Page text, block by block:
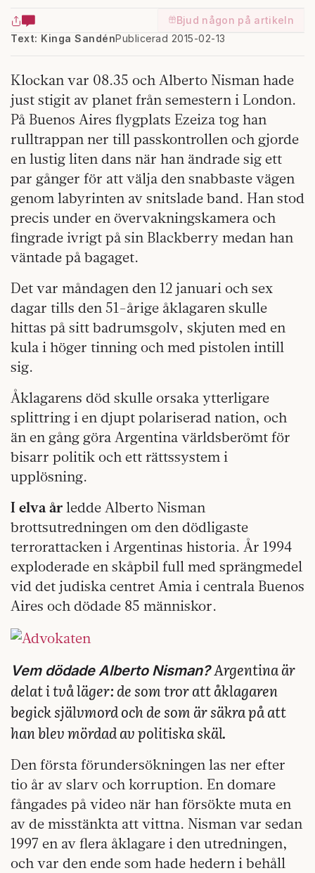
Bjud någon på artikeln
Text: Kinga SandénPublicerad 2015-02-13
Klockan var 08.35 och Alberto Nisman hade
just stigit av planet från semestern i London.
På Buenos Aires flygplats Ezeiza tog han
rulltrappan ner till passkontrollen och gjorde
en lustig liten dans när han ändrade sig ett
par gånger för att välja den snabbaste vägen
genom labyrinten av snitslade band. Han stod
precis under en övervakningskamera och
fingrade ivrigt på sin Blackberry medan han
väntade på bagaget.
Det var måndagen den 12 januari och sex
dagar tills den 51-årige åklagaren skulle
hittas på sitt badrumsgolv, skjuten med en
kula i höger tinning och med pistolen intill
sig.
Åklagarens död skulle orsaka ytterligare
splittring i en djupt polariserad nation, och
än en gång göra Argentina världsberömt för
bisarr politik och ett rättssystem i
upplösning.
I elva år ledde Alberto Nisman
brottsutredningen om den dödligaste
terrorattacken i Argentinas historia. År 1994
exploderade en skåpbil full med sprängmedel
vid det judiska centret Amia i centrala Buenos
Aires och dödade 85 människor.
Vem dödade Alberto Nisman?Argentina är
delat i två läger: de som tror att åklagaren
begick självmord och de som är säkra på att
han blev mördad av politiska skäl.
Den första förundersökningen las ner efter
tio år av slarv och korruption. En domare
fångades på video när han försökte muta en
av de misstänkta att vittna. Nisman var sedan
1997 en av flera åklagare i den utredningen,
och var den ende som hade hedern i behåll